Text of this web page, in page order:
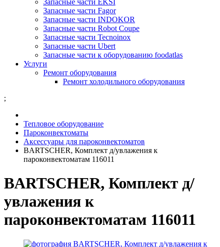
Запасные части EKSI
Запасные части Fagor
Запасные части INDOKOR
Запасные части Robot Coupe
Запасные части Tecnoinox
Запасные части Ubert
Запасные части к оборудованию foodatlas
Услуги
Ремонт оборудования
Ремонт холодильного оборудования
;
Тепловое оборудование
Пароконвектоматы
Аксессуары для пароконвектоматов
BARTSCHER, Комплект д/увлажения к
пароконвектоматам 116011
BARTSCHER, Комплект д/
увлажения к
пароконвектоматам 116011